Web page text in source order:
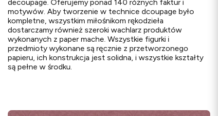
decoupage. Oferujemy ponad 140 różnych faktur i
motywów. Aby tworzenie w technice dcoupage było
kompletne, wszystkim miłośnikom rękodzieła
dostarczamy również szeroki wachlarz produktów
wykonanych z paper mache. Wszystkie figurki i
przedmioty wykonane są ręcznie z przetworzonego
papieru, ich konstrukcja jest solidna, i wszystkie kształty
są pełne w środku.